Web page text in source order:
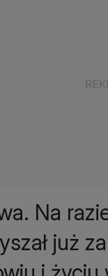
Na
już